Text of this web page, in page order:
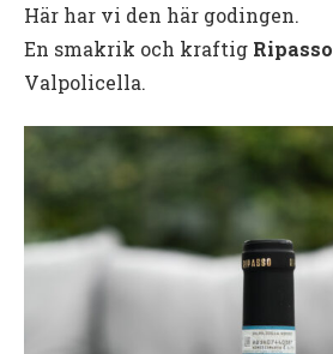
Här har vi den här godingen.
En smakrik och kraftig Ripasso
Valpolicella.